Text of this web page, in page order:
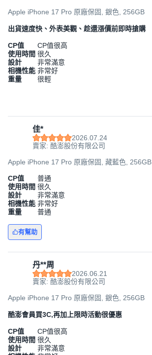
Apple iPhone 17 Pro 原廠保固, 銀色, 256GB
出貨速度快、外表美觀、趁還漲價前即時搶購
CP值
CP值很高
使用時間 很久
設計
非常滿意
相機性能 非常好
重量
很輕
佳*
2026.07.24
賣家: 酷澎股份有限公司
Apple iPhone 17 Pro 原廠保固, 藏藍色, 256GB
CP值
普通
使用時間 很久
設計
非常滿意
相機性能 非常好
重量
普通
有幫助
丹**周
2026.06.21
賣家: 酷澎股份有限公司
Apple iPhone 17 Pro 原廠保固, 銀色, 256GB
酷澎會員買3C,再加上限時活動很優惠
CP值
CP值很高
使用時間 很久
設計
非常滿意